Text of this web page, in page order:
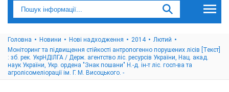
Головна Новини Нові надходження 2014
Лютий
Моніторинг та підвищення стійкості антропогенно порушених лісів [Текст]
: зб. рек. УкрНДІЛГА / Держ. агентство ліс. ресурсів України, Нац. акад.
наук України, Укр. ордена "Знак пошани" Н.-д. ін-т ліс. госп-ва та
агролісомеліорації ім. Г. М. Висоцького. -